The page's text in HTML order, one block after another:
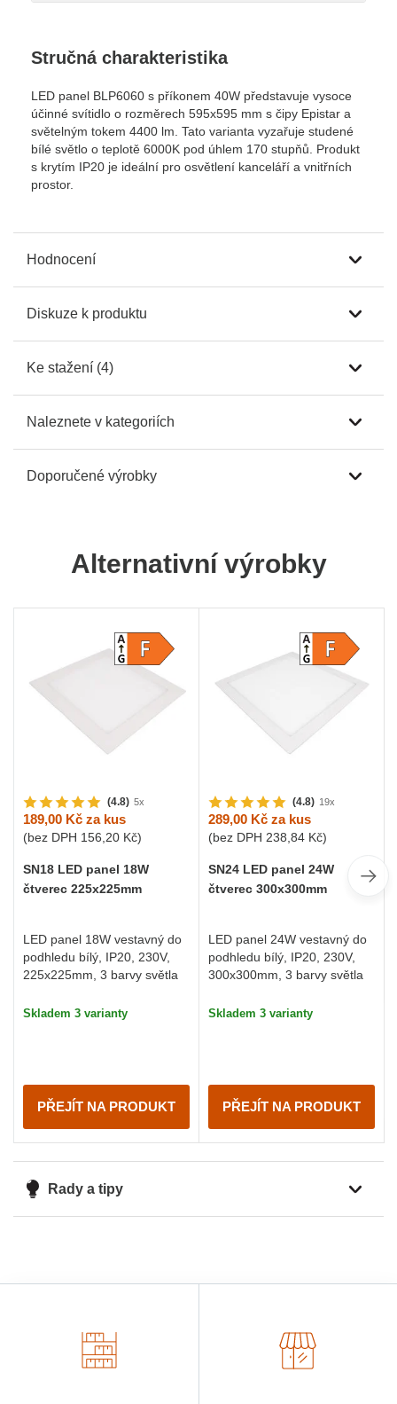
Stručná charakteristika
LED panel BLP6060 s příkonem 40W představuje vysoce
účinné svítidlo o rozměrech 595x595 mm s čipy Epistar a
světelným tokem 4400 lm. Tato varianta vyzařuje studené
bílé světlo o teplotě 6000K pod úhlem 170 stupňů. Produkt
s krytím IP20 je ideální pro osvětlení kanceláří a vnitřních
prostor.
Hodnocení
Diskuze k produktu
Ke stažení (4)
Naleznete v kategoriích
Doporučené výrobky
Alternativní výrobky
(4.8) 5x
189,00 Kč za kus
(bez DPH 156,20 Kč)
SN18 LED panel 18W
čtverec 225x225mm
LED panel 18W vestavný do
podhledu bílý, IP20, 230V,
225x225mm, 3 barvy světla
Skladem 3 varianty
PŘEJÍT NA PRODUKT
(4.8) 19x
289,00 Kč za kus
(bez DPH 238,84 Kč)
SN24 LED panel 24W
čtverec 300x300mm
LED panel 24W vestavný do
podhledu bílý, IP20, 230V,
300x300mm, 3 barvy světla
Skladem 3 varianty
PŘEJÍT NA PRODUKT
Rady a tipy